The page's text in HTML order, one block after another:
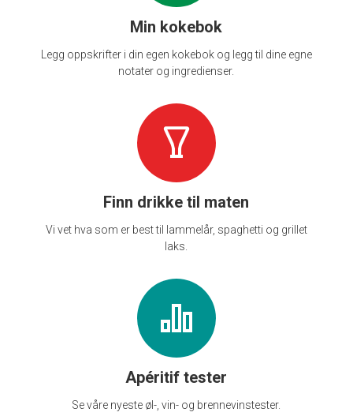
Min kokebok
Legg oppskrifter i din egen kokebok og legg til dine egne
notater og ingredienser.
Finn drikke til maten
Vi vet hva som er best til lammelår, spaghetti og grillet
laks.
Apéritif tester
Se våre nyeste øl-, vin- og brennevinstester.